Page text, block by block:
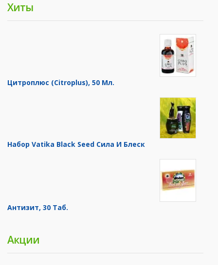
Хиты
Цитроплюс (Citroplus), 50 Мл.
Набор Vatika Black Seed Сила И Блеск
Антизит, 30 Таб.
Акции